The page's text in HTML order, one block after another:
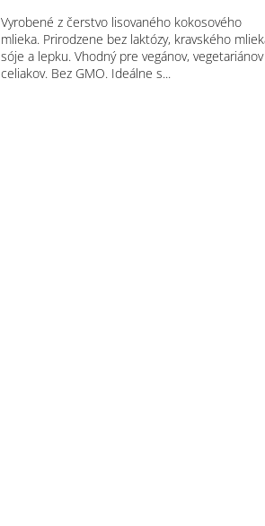
Vyrobené z čerstvo lisovaného kokosového
mlieka. Prirodzene bez laktózy, kravského
sóje a lepku. Vhodný pre vegánov,
celiakov. Bez GMO. Ideálne s...